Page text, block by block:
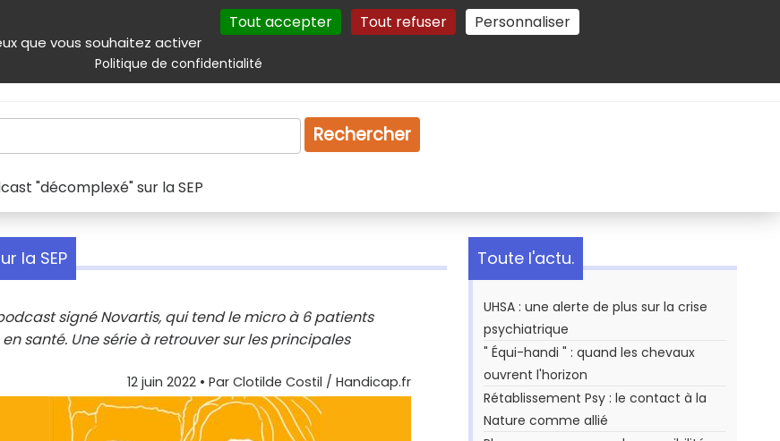
que vous souhaitez activer
Tout accepter Tout refuser Personnaliser
Politique de confidentialité
Autres services Plan du site Gestion des cookies
& services Emploi Droit
Rechercher
"décomplexé" sur la SEP
la SEP
signé Novartis, qui tend le micro à 6 patients
santé. Une série à retrouver sur les principales
12 juin 2022 • Par Clotilde Costil / Handicap.fr
Toute l'actu.
UHSA : une alerte de plus sur la crise
psychiatrique
" Équi-handi " : quand les chevaux
ouvrent l'horizon
Rétablissement Psy : le contact à la
Nature comme allié